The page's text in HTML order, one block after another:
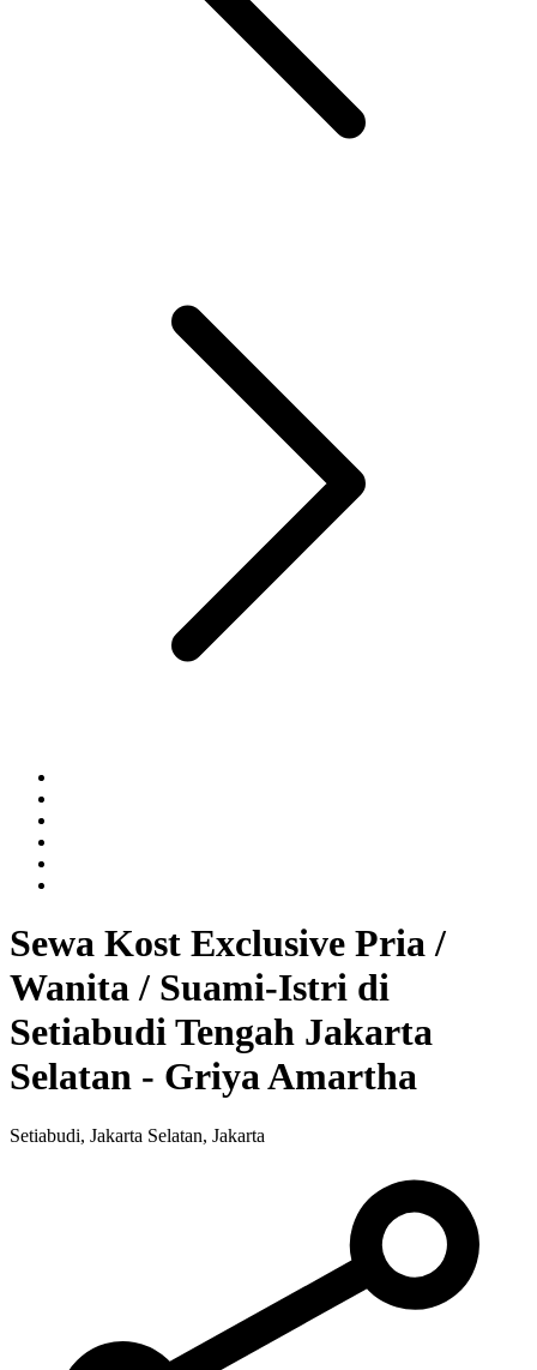
Sewa Kost Exclusive Pria /
Wanita / Suami-Istri di
Setiabudi Tengah Jakarta
Selatan - Griya Amartha
Setiabudi, Jakarta Selatan, Jakarta